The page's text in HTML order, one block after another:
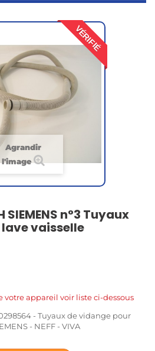
VÉRIFIÉ
Agrandir
l'image
SIEMENS n°3 Tuyaux
vaisselle
appareil voir liste ci-dessous
- Tuyaux de vidange pour
- NEFF - VIVA